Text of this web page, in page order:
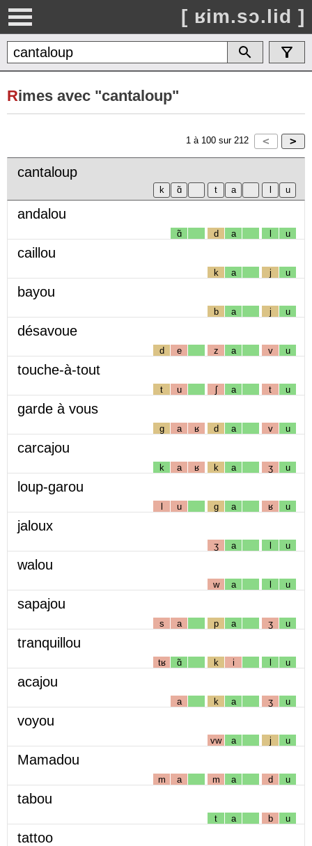
[ ʁim.sɔ.lid ]
Rimes avec "cantaloup"
1 à 100 sur 212
cantaloup
andalou
ɑ̃ d a l u
caillou
k a j u
bayou
b a j u
désavoue
d e z a v u
touche-à-tout
t u ʃ a t u
garde à vous
g a ʁ d a v u
carcajou
k a ʁ k a ʒ u
loup-garou
l u g a ʁ u
jaloux
ʒ a l u
walou
w a l u
sapajou
s a p a ʒ u
tranquillou
tʁ ɑ̃ k i l u
acajou
a k a ʒ u
voyou
vw a j u
Mamadou
m a m a d u
tabou
t a b u
tattoo